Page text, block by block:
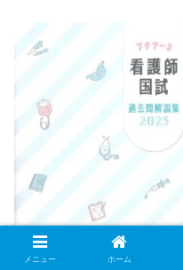
メニュー ホーム